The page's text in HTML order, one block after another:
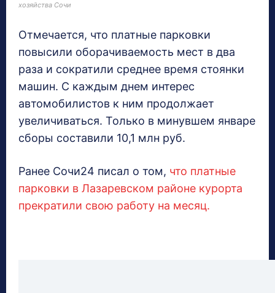
хозяйства Сочи
Отмечается, что платные парковки
повысили оборачиваемость мест в два
раза и сократили среднее время стоянки
машин. С каждым днем интерес
автомобилистов к ним продолжает
увеличиваться. Только в минувшем январе
сборы составили 10,1 млн руб.
Ранее Сочи24 писал о том, что платные
парковки в Лазаревском районе курорта
прекратили свою работу на месяц.